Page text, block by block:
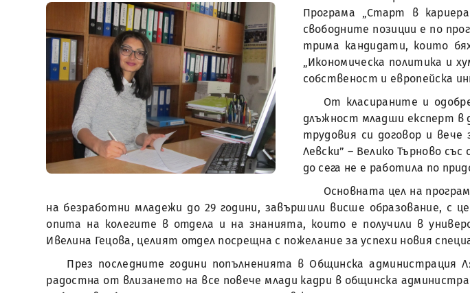
Програма „Старт в
свободните позиции е по
трима кандидати, които
„Икономическа политика и
собственост и европейска
От класираните и
длъжност младши експерт в
трудовия си договор и
Левски” – Велико Търново
до сега не е работила по
Основната цел на
на безработни младежи до 29 години, завършили висше образование, с
опита на колегите в отдела и на знанията, които е получили в
Ивелина Гецова, целият отдел посрещна с пожелание за успехи новия
През последните години попълненията в Общинска
радостна от влизането на все повече млади кадри в общинска